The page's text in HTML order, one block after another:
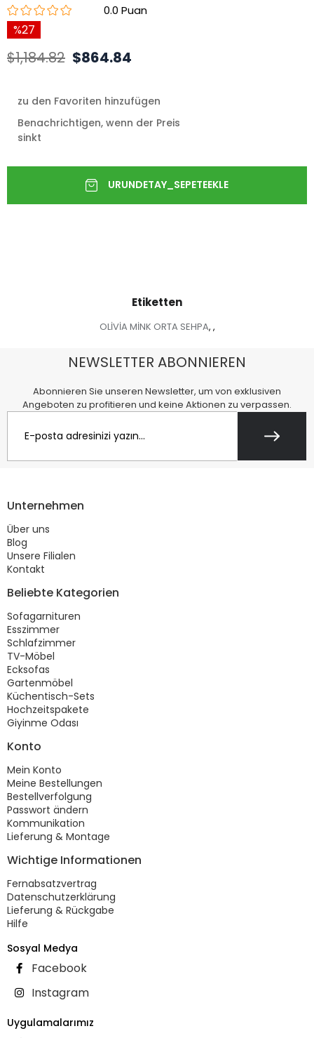
0.0
27
$1,184.82 $864.84
zu den Favoriten hinzufügen
Benachrichtigen, wenn der Preis
sinkt
Etiketten
OLİVİA MİNK ORTA SEHPA, ,
NEWSLETTER ABONNIEREN
Abonnieren Sie unseren Newsletter, um von exklusiven
Angeboten zu profitieren und keine Aktionen zu verpassen.
Unternehmen
Über uns
Blog
Unsere Filialen
Kontakt
Beliebte Kategorien
Sofagarnituren
Esszimmer
Schlafzimmer
TV-Möbel
Ecksofas
Gartenmöbel
Küchentisch-Sets
Hochzeitspakete
Giyinme Odası
Konto
Mein Konto
Meine Bestellungen
Bestellverfolgung
Passwort ändern
Kommunikation
Lieferung & Montage
Wichtige Informationen
Fernabsatzvertrag
Datenschutzerklärung
Lieferung & Rückgabe
Hilfe
Sosyal Medya
Facebook
Instagram
Uygulamalarımız